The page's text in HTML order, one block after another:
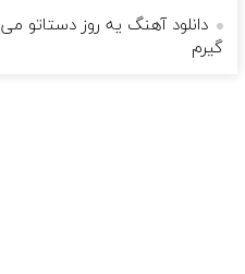
دانلود آهنگ یه روز دستاتو می
گیرم